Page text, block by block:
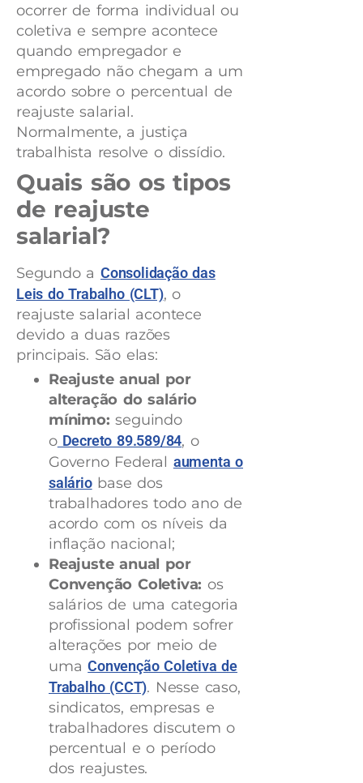
ocorrer de forma individual ou
coletiva e sempre acontece
quando empregador e
empregado não chegam a um
acordo sobre o percentual de
reajuste salarial.
Normalmente, a justiça
trabalhista resolve o dissídio.
Quais são os tipos
de reajuste
salarial?
Segundo a Consolidação das
Leis do Trabalho (CLT), o
reajuste salarial acontece
devido a duas razões
principais. São elas:
Reajuste anual por
alteração do salário
mínimo: seguindo
oDecreto 89.589/84, o
Governo Federal aumenta o
saláriobase dos
trabalhadores todo ano de
acordo com os níveis da
inflação nacional;
Reajuste anual por
Convenção Coletiva: os
salários de uma categoria
profissional podem sofrer
alterações por meio de
umaConvenção Coletiva de
Trabalho (CCT). Nesse caso,
sindicatos, empresas e
trabalhadores discutem o
percentual e o período
dos reajustes.